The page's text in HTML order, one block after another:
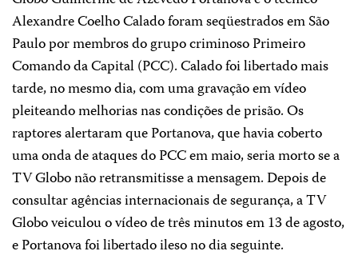
Alexandre Coelho Calado foram seqüestrados em São
Paulo por membros do grupo criminoso Primeiro
Comando da Capital (PCC). Calado foi libertado mais
tarde, no mesmo dia, com uma gravação em vídeo
pleiteando melhorias nas condições de prisão. Os
raptores alertaram que Portanova, que havia coberto
uma onda de ataques do PCC em maio, seria morto se a
TV Globo não retransmitisse a mensagem. Depois de
consultar agências internacionais de segurança, a TV
Globo veiculou o vídeo de três minutos em 13 de agosto,
e Portanova foi libertado ileso no dia seguinte.